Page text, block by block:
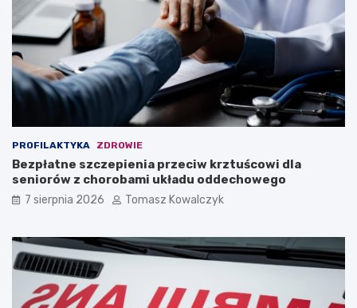
PROFILAKTYKA ZDROWIE
Bezpłatne szczepienia przeciw krztuścowi dla
seniorów z chorobami układu oddechowego
7 sierpnia 2026 Tomasz Kowalczyk